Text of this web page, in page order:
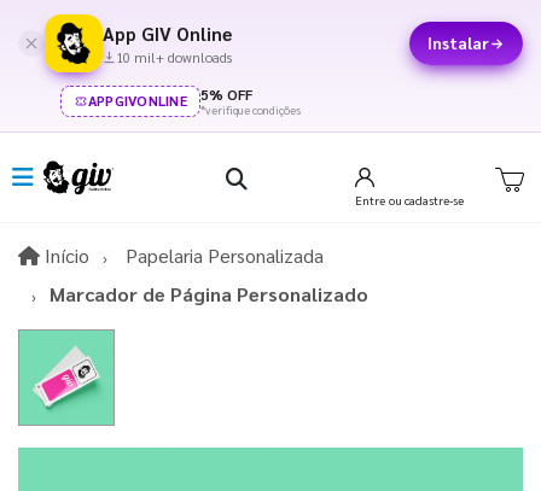
App GIV Online
10 mil+ downloads
Instalar
APPGIVONLINE 5% OFF
*verifique condições
Entre ou cadastre-se
Início InícioPapelaria Personalizada
Marcador de Página Personalizado